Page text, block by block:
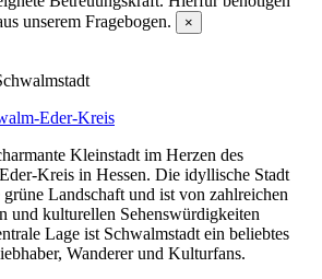
unserem Fragebogen.
×
Eder-Kreis
Kleinstadt im Herzen des
Kreis in Hessen. Die idyllische Stadt
Landschaft und ist von zahlreichen
und kulturellen Sehenswürdigkeiten
Lage ist Schwalmstadt ein beliebtes
Wanderer und Kulturfans.